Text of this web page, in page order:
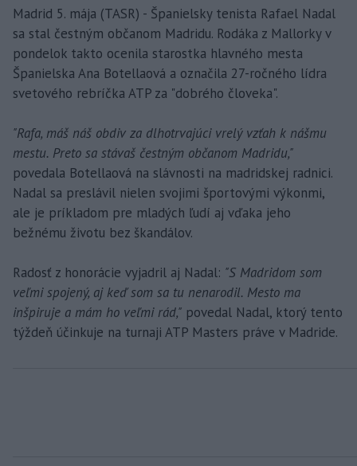
Madrid 5. mája (TASR) - Španielsky tenista Rafael Nadal
sa stal čestným občanom Madridu. Rodáka z Mallorky v
pondelok takto ocenila starostka hlavného mesta
Španielska Ana Botellaová a označila 27-ročného lídra
svetového rebríčka ATP za "dobrého človeka".
"Rafa, máš náš obdiv za dlhotrvajúci vrelý vzťah k nášmu
mestu. Preto sa stávaš čestným občanom Madridu,"
povedala Botellaová na slávnosti na madridskej radnici.
Nadal sa preslávil nielen svojimi športovými výkonmi,
ale je príkladom pre mladých ľudí aj vďaka jeho
bežnému životu bez škandálov.
Radosť z honorácie vyjadril aj Nadal: "S Madridom som
veľmi spojený, aj keď som sa tu nenarodil. Mesto ma
inšpiruje a mám ho veľmi rád," povedal Nadal, ktorý tento
týždeň účinkuje na turnaji ATP Masters práve v Madride.